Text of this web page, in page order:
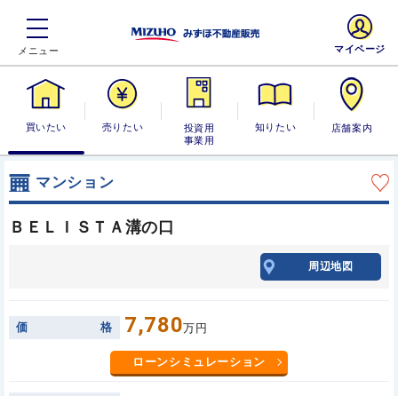
買いたい 売りたい
投資用・事業
用
知りたい 店舗案内
マイページ
マンション
ＢＥＬＩＳＴＡ溝の口
周辺地図
価 格 7,780万円
ローンシミュレーション